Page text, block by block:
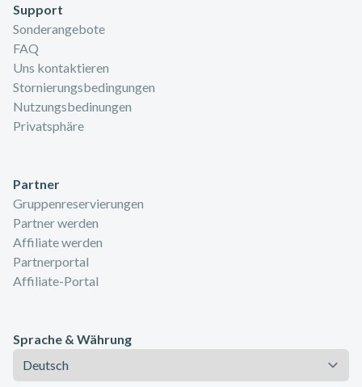
Support
Sonderangebote
FAQ
Uns kontaktieren
Stornierungsbedingungen
Nutzungsbedinungen
Privatsphäre
Partner
Gruppenreservierungen
Partner werden
Affiliate werden
Partnerportal
Affiliate-Portal
Sprache & Währung